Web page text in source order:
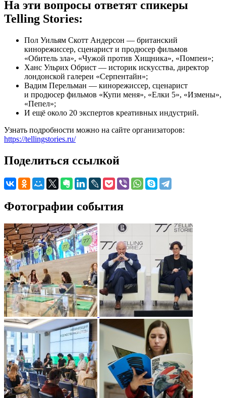
На эти вопросы ответят спикеры
Telling Stories:
Пол Уильям Скотт Андерсон — британский
кинорежиссер, сценарист и продюсер фильмов
«Обитель зла», «Чужой против Хищника», «Помпеи»;
Ханс Ульрих Обрист — историк искусства, директор
лондонской галереи «Серпентайн»;
Вадим Перельман — кинорежиссер, сценарист
и продюсер фильмов «Купи меня», «Елки 5», «Измены»,
«Пепел»;
И ещё около 20 экспертов креативных индустрий.
Узнать подробности можно на сайте организаторов:
https://tellingstories.ru/
Поделиться ссылкой
Фотографии события